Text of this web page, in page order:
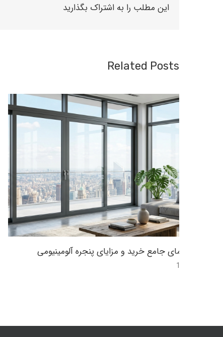
این مطلب را به اشتراک بگذارید
Related Posts
راهنمای جامع خرید و مزایای پنجره آلومینیومی
12:47